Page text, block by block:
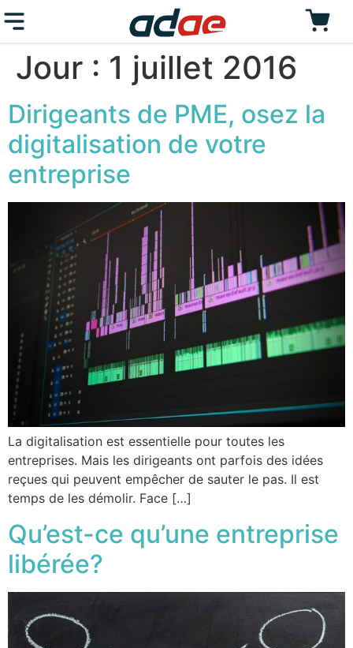
Jour : 1 juillet 2016
Dirigeants de PME, osez la
digitalisation de votre
entreprise
La digitalisation est essentielle pour toutes les
entreprises. Mais les dirigeants ont parfois des idées
reçues qui peuvent empêcher de sauter le pas. Il est
temps de les démolir. Face […]
Qu’est-ce qu’une entreprise
libérée?